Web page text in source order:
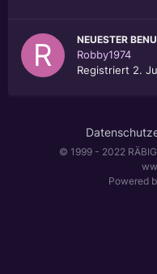
NEUESTER
Robby1974
Registriert 2.
© 1999 - 2022
Powered